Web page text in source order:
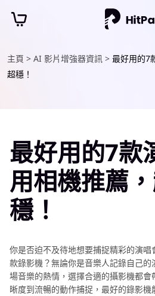
主頁 > AI 影片增強器資訊 > 最好用的7
超穩！
最好用的7款
用相機推薦
穩！
你是否迫不及待地想要捕捉精彩的演
款錄影機？無論你是音樂人記錄自己
場音樂的熱情，選擇合適的攝影機都
晰度到流暢的動作捕捉，最好的錄影機